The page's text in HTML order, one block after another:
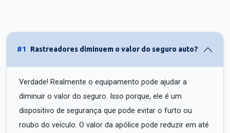
#1 Rastreadores diminuem o valor do seguro auto?
Verdade! Realmente o equipamento pode ajudar a
diminuir o valor do seguro. Isso porque, ele é um
dispositivo de segurança que pode evitar o furto ou
roubo do veículo. O valor da apólice pode reduzir em até